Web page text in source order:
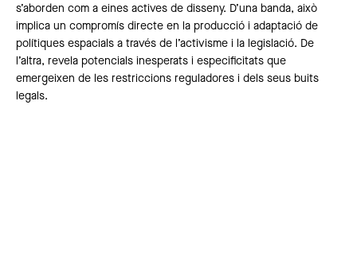
s’aborden com a eines actives de disseny. D’una banda, això
implica un compromís directe en la producció i adaptació de
polítiques espacials a través de l’activisme i la legislació. De
l’altra, revela potencials inesperats i especificitats que
emergeixen de les restriccions reguladores i dels seus buits
legals.